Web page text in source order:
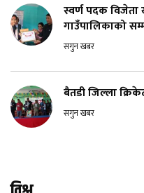
स्वर्ण पदक
गाउँपालिकाको
सगुन खबर
बैतडी जिल्ला
सगुन खबर